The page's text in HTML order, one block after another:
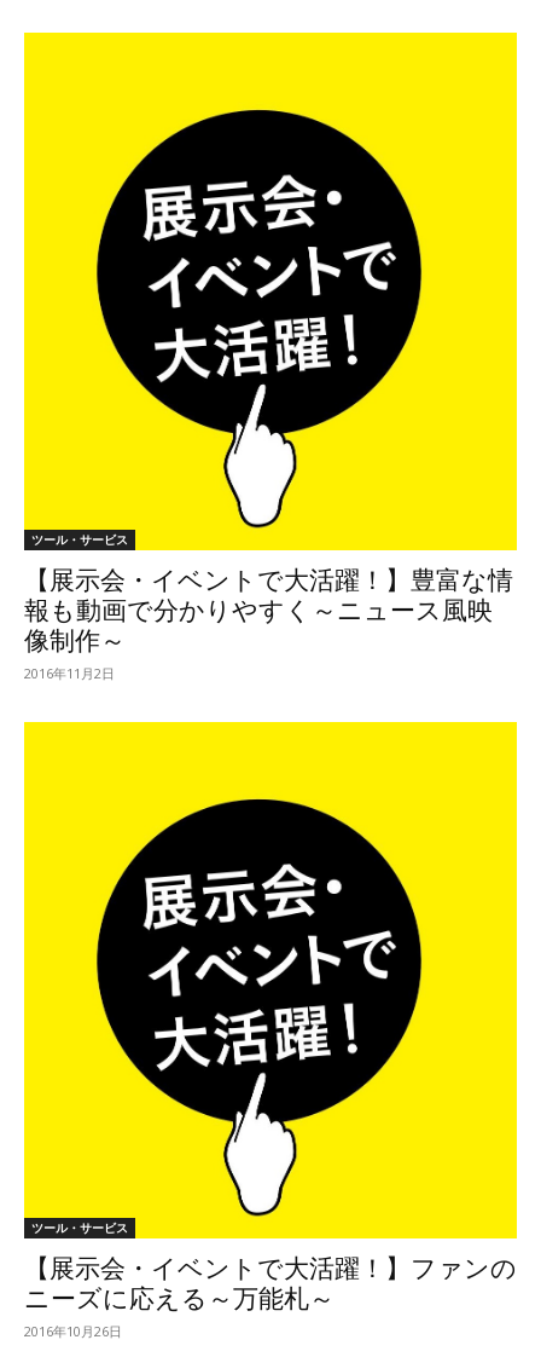
ツール・サービス
【展示会・イベントで大活躍！】豊富な情
報も動画で分かりやすく～ニュース風映
像制作～
2016年11月2日
ツール・サービス
【展示会・イベントで大活躍！】ファンの
ニーズに応える～万能札～
2016年10月26日